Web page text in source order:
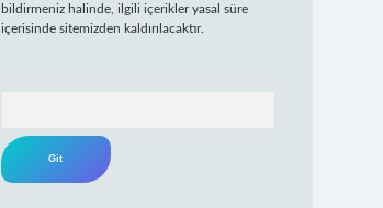
bildirmeniz halinde, ilgili içerikler yasal süre
içerisinde sitemizden kaldırılacaktır.